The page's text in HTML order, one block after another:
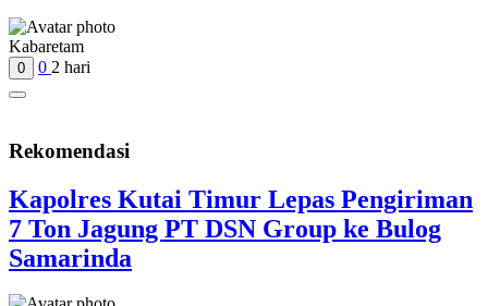
Kabaretam
0 0 2 hari
Rekomendasi
Kapolres Kutai Timur Lepas Pengiriman
7 Ton Jagung PT DSN Group ke Bulog
Samarinda